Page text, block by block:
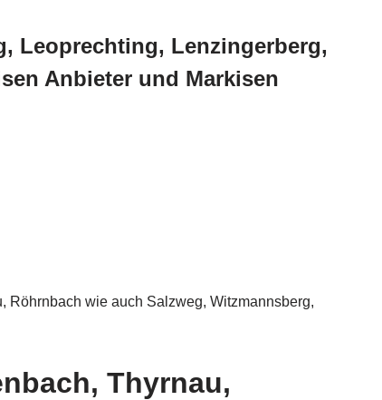
Leoprechting, Lenzingerberg,
Anbieter und Markisen
Röhrnbach wie auch Salzweg, Witzmannsberg,
Thyrnau,